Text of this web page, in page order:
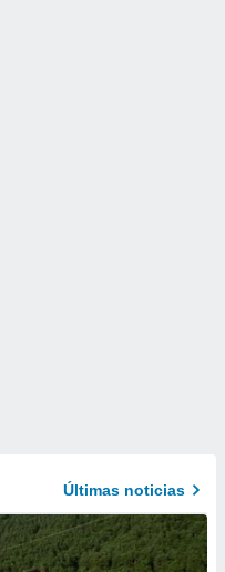
Últimas noticias